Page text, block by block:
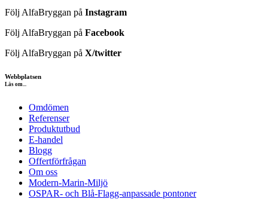
Följ AlfaBryggan på Instagram
Följ AlfaBryggan på Facebook
Följ AlfaBryggan på X/twitter
Webbplatsen
Läs om...
Omdömen
Referenser
Produktutbud
E-handel
Blogg
Offertförfrågan
Om oss
Modern-Marin-Miljö
OSPAR- och Blå-Flagg-anpassade pontoner